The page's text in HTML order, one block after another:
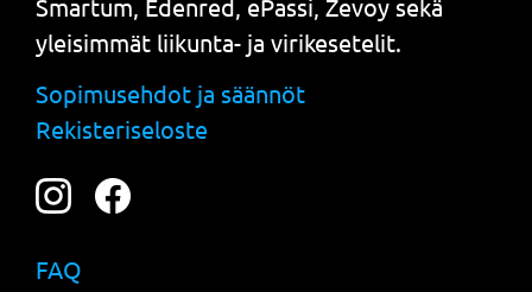
Smartum, Edenred, ePassi, Zevoy sekä
yleisimmät liikunta- ja virikesetelit.
Sopimusehdot ja säännöt
Rekisteriseloste
FAQ